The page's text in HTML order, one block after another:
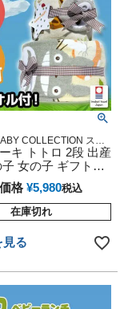
COLLECTION スタ
ニメ キャラクター 出
祝い 誕生日祝い
キ トトロ 2段 出産
女の子 ギフトセ
格 ¥5,980税込
在庫切れ
見る